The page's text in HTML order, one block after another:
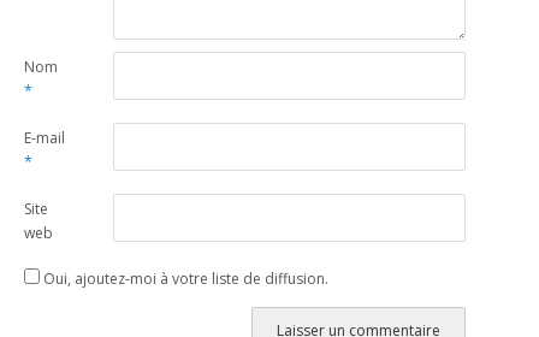
Nom
*
E-mail
*
Site
web
Oui, ajoutez-moi à votre liste de diffusion.